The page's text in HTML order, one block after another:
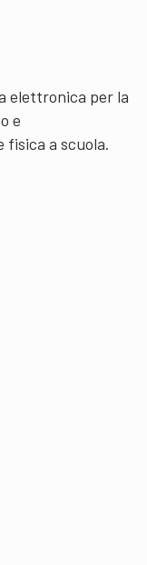
elettronica per la
e
fisica a scuola.